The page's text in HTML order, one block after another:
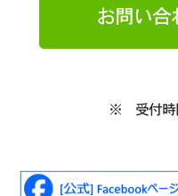
お問い合
※ 受付時